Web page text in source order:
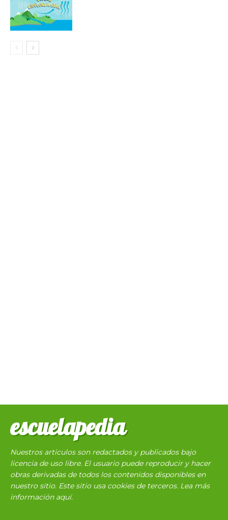
escuelapedia
Nuestros articulos son redactados y publicados bajo
licencia de uso libre. El usuario puede reproducir y hacer
obras derivadas de todos los contenidos disponibles en
nuestro sitio. Este sitio usa cookies de terceros. Lea más
información aquí.